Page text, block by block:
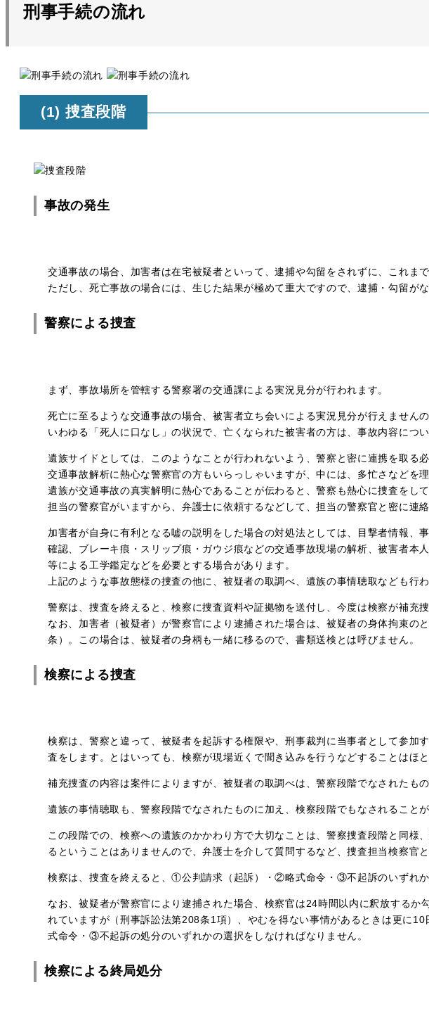
刑事手続の流れ
(1) 捜査段階
事故の発生
交通事故の場合、加害者は在宅被疑者といって、逮捕や勾留をされずに、これま
ただし、死亡事故の場合には、生じた結果が極めて重大ですので、逮捕・勾留が
警察による捜査
まず、事故場所を管轄する警察署の交通課による実況見分が行われます。
死亡に至るような交通事故の場合、被害者立ち会いによる実況見分が行えません
いわゆる「死人に口なし」の状況で、亡くなられた被害者の方は、事故内容につ
遺族サイドとしては、このようなことが行われないよう、警察と密に連携を取る必
交通事故解析に熱心な警察官の方もいらっしゃいますが、中には、多忙さなどを
遺族が交通事故の真実解明に熱心であることが伝わると、警察も熱心に捜査をし
担当の警察官がいますから、弁護士に依頼するなどして、担当の警察官と密に連
加害者が自身に有利となる嘘の説明をした場合の対処法としては、目撃者情報
確認、ブレーキ痕・スリップ痕・ガウジ痕などの交通事故現場の解析、被害者
等による工学鑑定などを必要とする場合があります。
上記のような事故態様の捜査の他に、被疑者の取調べ、遺族の事情聴取なども行わ
警察は、捜査を終えると、検察に捜査資料や証拠物を送付し、今度は検察が補充
なお、加害者（被疑者）が警察官により逮捕された場合は、被疑者の身体拘束
条）。この場合は、被疑者の身柄も一緒に移るので、書類送検とは呼びません。
検察による捜査
検察は、警察と違って、被疑者を起訴する権限や、刑事裁判に当事者として参
査をします。とはいっても、検察が現場近くで聞き込みを行うなどすることはほ
補充捜査の内容は案件によりますが、被疑者の取調べは、警察段階でなされたも
遺族の事情聴取も、警察段階でなされたものに加え、検察段階でもなされること
この段階での、検察への遺族のかかわり方で大切なことは、警察捜査段階と同
るということはありませんので、弁護士を介して質問するなど、捜査担当検察官
検察は、捜査を終えると、①公判請求（起訴）・②略式命令・③不起訴のいずれか
なお、被疑者が警察官により逮捕された場合、検察官は24時間以内に釈放する
れていますが（刑事訴訟法第208条1項）、やむを得ない事情があるときは更に
式命令・③不起訴の処分のいずれかの選択をしなければなりません。
検察による終局処分